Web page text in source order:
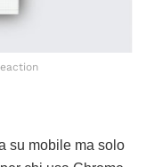
su mobile ma solo